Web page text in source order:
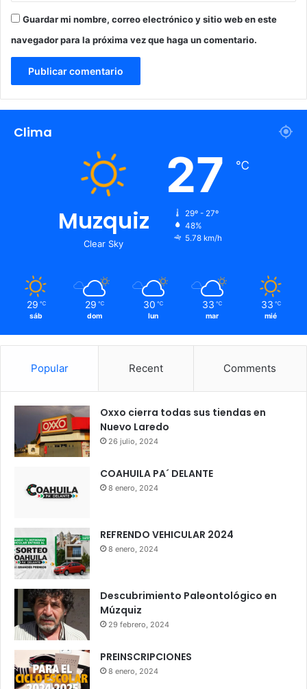
Guardar mi nombre, correo electrónico y sitio web en este
navegador para la próxima vez que haga un comentario.
Clima
Muzquiz
Clear Sky
27 ℃
29º - 27º
48%
5.78 km/h
29 ℃
sáb
29 ℃
dom
30 ℃
lun
33 ℃
mar
33 ℃
mié
Popular Recent Comments
Oxxo cierra todas sus tiendas en
Nuevo Laredo
26 julio, 2024
COAHUILA PA´ DELANTE
8 enero, 2024
REFRENDO VEHICULAR 2024
8 enero, 2024
Descubrimiento Paleontológico en
Múzquiz
29 febrero, 2024
PREINSCRIPCIONES
8 enero, 2024